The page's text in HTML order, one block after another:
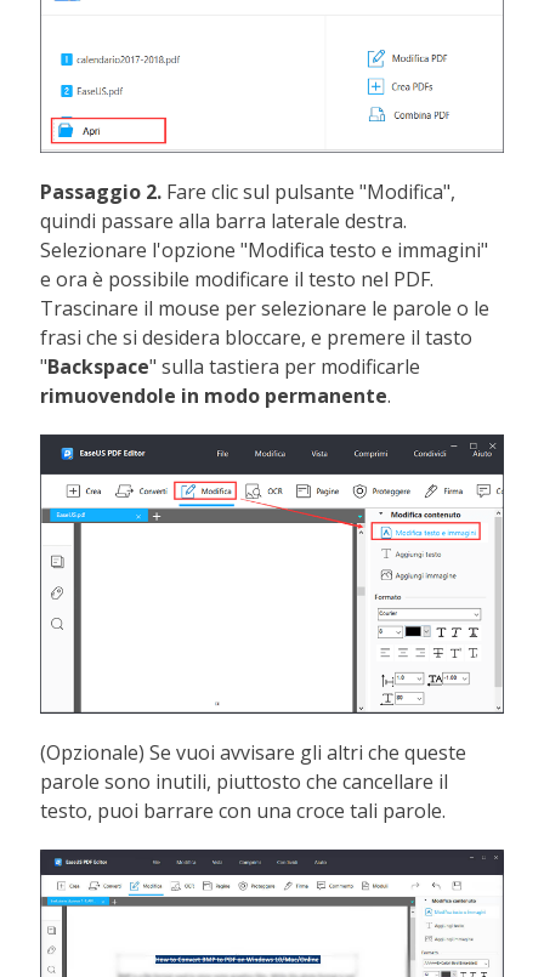
Passaggio 2. Fare clic sul pulsante "Modifica",
quindi passare alla barra laterale destra.
Selezionare l'opzione "Modifica testo e immagini"
e ora è possibile modificare il testo nel PDF.
Trascinare il mouse per selezionare le parole o le
frasi che si desidera bloccare, e premere il tasto
"Backspace" sulla tastiera per modificarle
rimuovendole in modo permanente.
(Opzionale) Se vuoi avvisare gli altri che queste
parole sono inutili, piuttosto che cancellare il
testo, puoi barrare con una croce tali parole.